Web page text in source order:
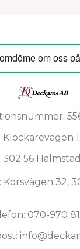
Klockarevägen 1
302 56 Halmstad
Korsvägen 32,
070-970